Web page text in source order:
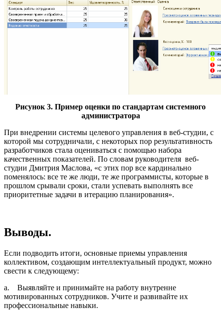
Рисунок 3. Пример оценки по стандартам системного
администратора
При внедрении системы целевого управления в веб-студии, с
которой мы сотрудничали, с некоторых пор результативность
разработчиков стала оцениваться с помощью набора
качественных показателей. По словам руководителя веб-
студии Дмитрия Маслова, «с этих пор все кардинально
поменялось: все те же люди, те же программисты, которые в
прошлом срывали сроки, стали успевать выполнять все
приоритетные задачи в итерацию планирования».
Выводы.
Если подводить итоги, основные приемы управления
коллективом, создающим интеллектуальный продукт, можно
свести к следующему:
a. Выявляйте и принимайте на работу внутренне
мотивированных сотрудников. Учите и развивайте их
профессиональные навыки.